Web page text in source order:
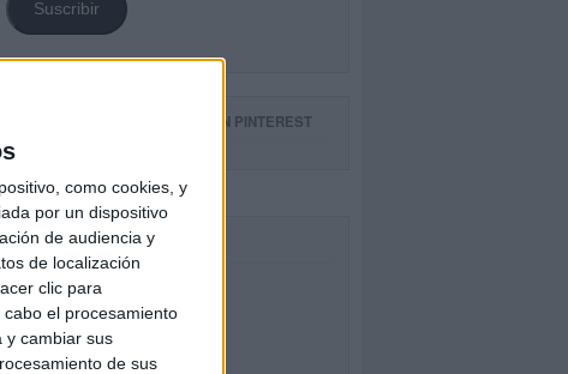
como cookies, y
por un dispositivo
de audiencia y
de localización
clic para
el procesamiento
y cambiar sus
de sus
Suscribir
SIGUE NUESTROS TABLEROS EN PINTEREST
FACEBOOK